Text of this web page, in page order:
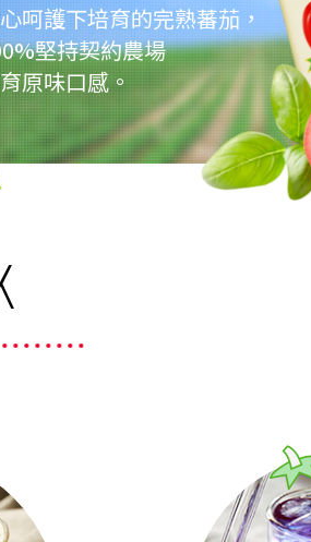
呵護下培育的完熟蕃茄，
堅持契約農場
原味口感。